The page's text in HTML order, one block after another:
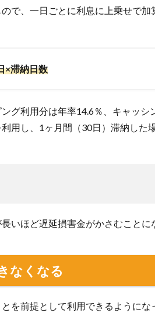
で、一日ごとに利息に上乗せで加
×滞納日数
グ利用分は年率14.6％、キャッシ
用し、1ヶ月間（30日）滞納した
いほど遅延損害金がかさむことに
なくなる
を前提として利用できるようにな